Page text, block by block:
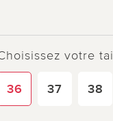
votre
36 37 38